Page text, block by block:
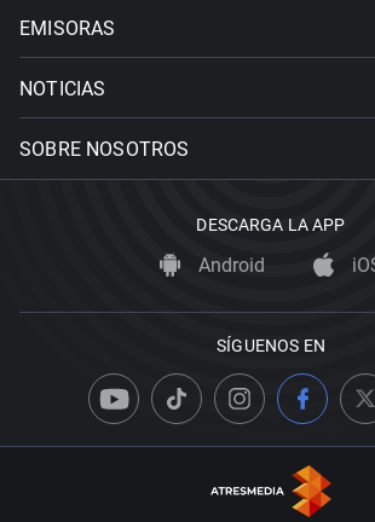
EMISORAS
NOTICIAS
SOBRE NOSOTROS
DESCARGA LA APP
Android
SÍGUENOS EN